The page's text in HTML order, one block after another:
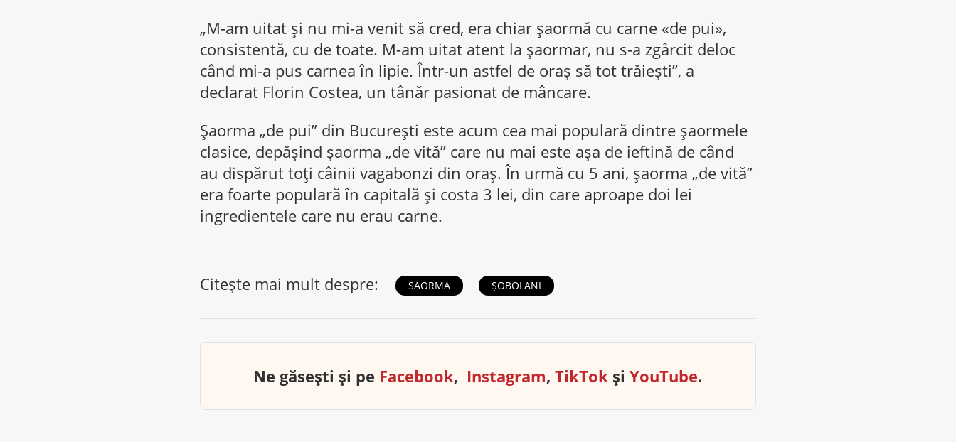
„M-am uitat și nu mi-a venit să cred, era chiar șaormă cu carne «de pui»,
consistentă, cu de toate. M-am uitat atent la șaormar, nu s-a zgârcit deloc
când mi-a pus carnea în lipie. Într-un astfel de oraș să tot trăiești”, a
declarat Florin Costea, un tânăr pasionat de mâncare.
Șaorma „de pui” din București este acum cea mai populară dintre șaormele
clasice, depășind șaorma „de vită” care nu mai este așa de ieftină de când
au dispărut toți câinii vagabonzi din oraș. În urmă cu 5 ani, șaorma „de vită”
era foarte populară în capitală și costa 3 lei, din care aproape doi lei
ingredientele care nu erau carne.
Citește mai mult despre: SAORMA ŞOBOLANI
Ne găsești și pe Facebook, Instagram,TikTok șiYouTube.